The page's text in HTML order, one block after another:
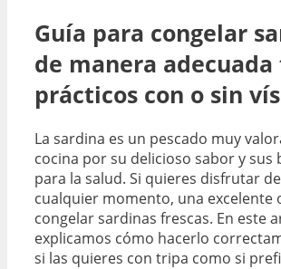
Guía para congelar
de manera
prácticos con o sin
La sardina es un pescado muy
cocina por su delicioso sabor y sus
para la salud. Si quieres disfrutar
cualquier momento, una excelente
congelar sardinas frescas. En este
explicamos cómo hacerlo
si las quieres con tripa como si